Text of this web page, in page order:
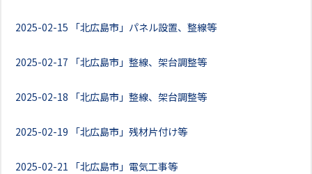
2025-02-15 「北広島市」パネル設置、整線等
2025-02-17 「北広島市」整線、架台調整等
2025-02-18 「北広島市」整線、架台調整等
2025-02-19 「北広島市」残材片付け等
2025-02-21 「北広島市」電気工事等